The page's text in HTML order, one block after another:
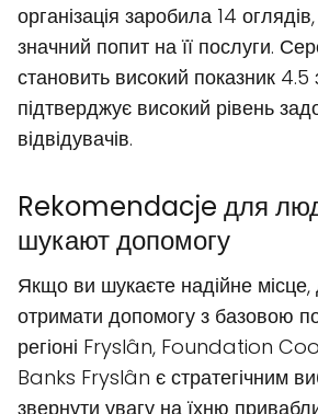
організація заробила 14
значний попит на її послуги.
становить високий показник 4.5
підтверджує високий рівень
відвідувачів.
Rekomendacje для
шукают допомогу
Якщо ви шукаєте надійне
отримати допомогу з базовою
регіоні Fryslân, Foundation
Banks Fryslân є стратегічним
звернути увагу на їхню